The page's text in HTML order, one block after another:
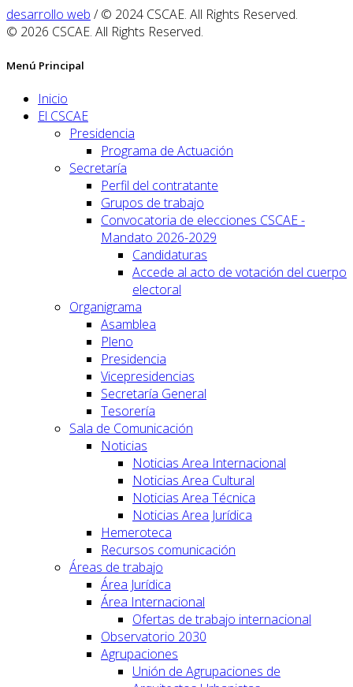
desarrollo web / © 2024 CSCAE. All Rights Reserved.
© 2026 CSCAE. All Rights Reserved.
Menú Principal
Inicio
El CSCAE
Presidencia
Programa de Actuación
Secretaría
Perfil del contratante
Grupos de trabajo
Convocatoria de elecciones CSCAE -
Mandato 2026-2029
Candidaturas
Accede al acto de votación del cuerpo
electoral
Organigrama
Asamblea
Pleno
Presidencia
Vicepresidencias
Secretaría General
Tesorería
Sala de Comunicación
Noticias
Noticias Area Internacional
Noticias Area Cultural
Noticias Area Técnica
Noticias Area Jurídica
Hemeroteca
Recursos comunicación
Áreas de trabajo
Área Jurídica
Área Internacional
Ofertas de trabajo internacional
Observatorio 2030
Agrupaciones
Unión de Agrupaciones de